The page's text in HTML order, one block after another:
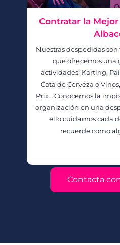
Contratar la
Nuestras despedidas
que ofrecemos una
actividades: Karting,
Cata de Cerveza o
Prix… Conocemos la
organización en una
ello cuidamos cada
recuerde como
Contacta